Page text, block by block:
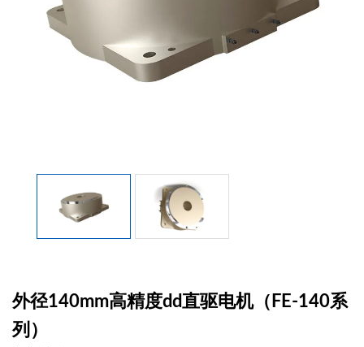
外径140mm高精度dd直驱电机（FE-140系
列）